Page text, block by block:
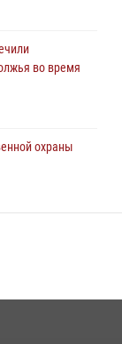
во время
охраны